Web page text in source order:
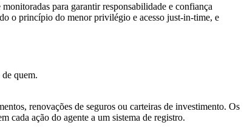
para garantir responsabilidade e confiança
o princípio do menor privilégio e acesso just-in-time, e
quem.
renovações de seguros ou carteiras de investimento. Os
cada ação do agente a um sistema de registro.